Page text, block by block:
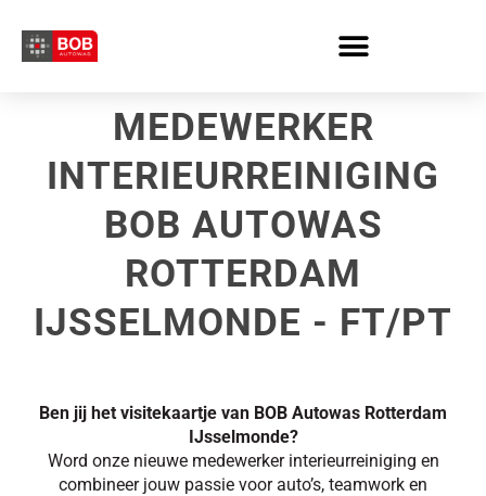
content
MEDEWERKER
INTERIEURREINIGING
BOB AUTOWAS
ROTTERDAM
IJSSELMONDE - FT/PT
Ben jij het visitekaartje van BOB Autowas Rotterdam
IJsselmonde?
Word onze nieuwe medewerker interieurreiniging en
combineer jouw passie voor auto’s, teamwork en